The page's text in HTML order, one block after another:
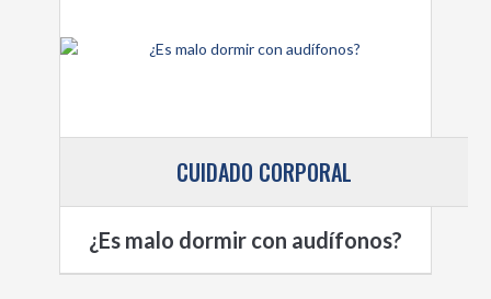
CUIDADO CORPORAL
¿Es malo dormir con audífonos?